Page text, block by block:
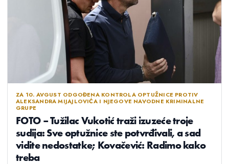
ZA 10. AVGUST ODGOĐENA KONTROLA OPTUŽNICE PROTIV
ALEKSANDRA MIJAJLOVIĆA I NJEGOVE NAVODNE KRIMINALNE
GRUPE
FOTO – Tužilac Vukotić traži izuzeće troje
sudija: Sve optužnice ste potvrđivali, a sad
vidite nedostatke; Kovačević: Radimo kako
treba